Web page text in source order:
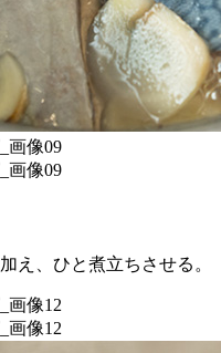
え、ひと煮立ちさせる。